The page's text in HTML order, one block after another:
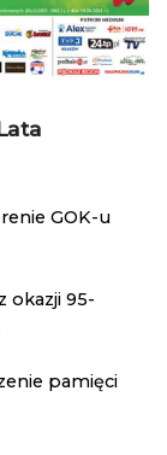
GOK-u
95-
pamięci